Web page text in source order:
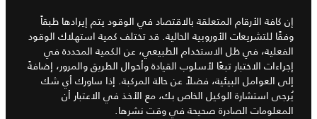
إن كافة الأرقام المتعلقة بالاقتصاد في الوقود يتم إيرادها طبقاً
وفقًا للتشريعات الأوروبية الحالية. قد تختلف كمية استهلاك الوقود
الفعلية، في ظل الاستخدام الطبيعي، عن الكمية المحددة في
إجراءات الاختبار تبعًا لأسلوب القيادة وأحوال الطريق والمرور، إضافةً
إلى العوامل البيئية، فضلاً عن حالة المركبة. إذا ساورك أي شك
يُرجى استشارة الوكيل الخاص بك، مع الأخذ في الاعتبار أن
المعلومات الصادرة صحيحة في وقت نشرها.